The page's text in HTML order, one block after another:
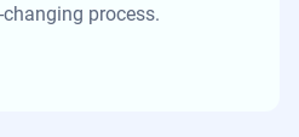
process.